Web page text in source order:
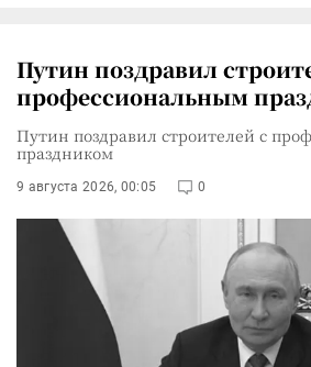
Путин поздравил
профессиональным
Путин поздравил строителей с
праздником
9 августа 2026, 00:05 0